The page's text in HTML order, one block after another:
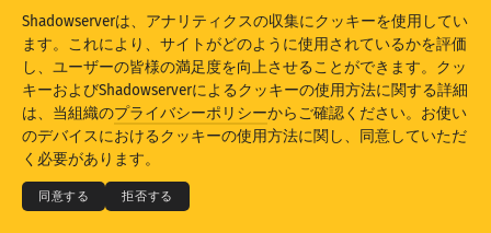
結果を自動更新
更新 リセット
PNGとしてダウンロード
© 2026THE SHADOWSERVER FOUNDATION
プライバシー＆利用規定
お問い合わせ 謝辞
Shadowserverは、アナリティクスの収集にクッキーを使用してい
ます。これにより、サイトがどのように使用されているかを評価
し、ユーザーの皆様の満足度を向上させることができます。クッ
キーおよびShadowserverによるクッキーの使用方法に関する詳細
は、当組織のプライバシーポリシーからご確認ください。お使い
のデバイスにおけるクッキーの使用方法に関し、同意していただ
く必要があります。
同意する 拒否する